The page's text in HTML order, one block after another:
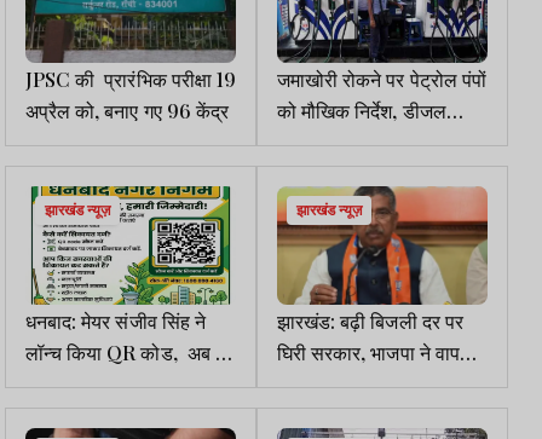
JPSC की प्रारंभिक परीक्षा 19
अप्रैल को, बनाए गए 96 केंद्र
जमाखोरी रोकने पर पेट्रोल पंपों
को मौखिक निर्देश, डीजल
आपूर्ति में देरी से बढ़ी परेशानी
झारखंड न्यूज़
धनबाद: मेयर संजीव सिंह ने
लॉन्च किया QR कोड, अब घर
बैठे दर्ज होगी शिकायत
झारखंड न्यूज़
झारखंड: बढ़ी बिजली दर पर
घिरी सरकार, भाजपा ने वापसी
की मांग की